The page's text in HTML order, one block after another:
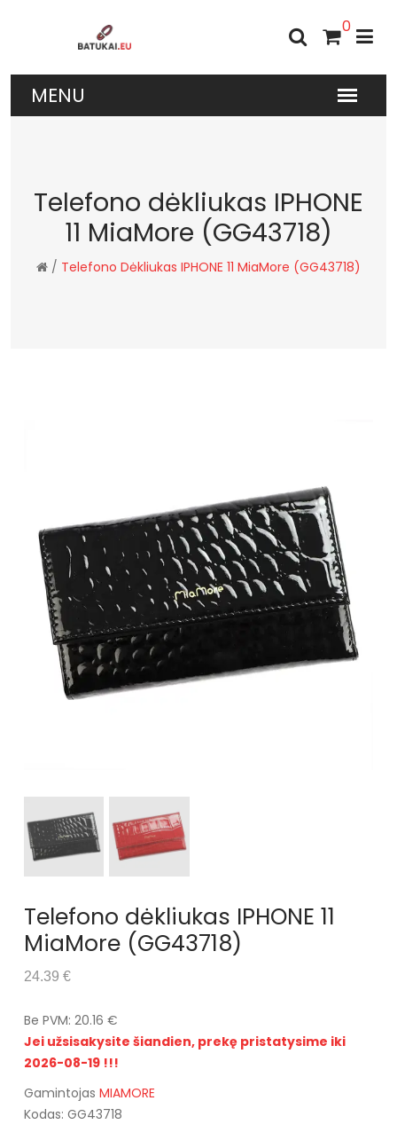
0
Telefono dėkliukas IPHONE
11 MiaMore (GG43718)
/ Telefono Dėkliukas IPHONE 11 MiaMore (GG43718)
Telefono dėkliukas IPHONE 11
MiaMore (GG43718)
24.39 €
Be PVM: 20.16 €
Jei užsisakysite šiandien, prekę pristatysime iki
2026-08-19 !!!
Gamintojas MIAMORE
Kodas: GG43718